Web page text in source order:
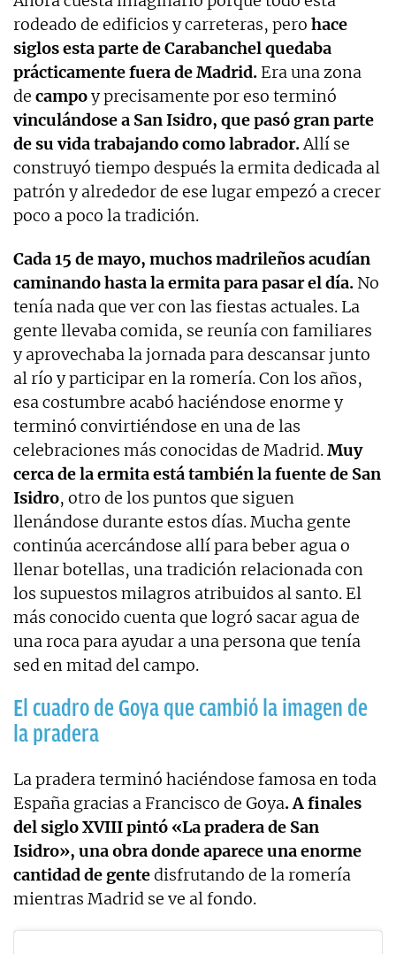
rodeado de edificios y carreteras, pero hace
siglos esta parte de Carabanchel quedaba
prácticamente fuera de Madrid. Era una zona
de campoy precisamente por eso terminó
vinculándose a San Isidro, que pasó gran parte
de su vida trabajando como labrador.Allí se
construyó tiempo después la ermita dedicada al
patrón y alrededor de ese lugar empezó a crecer
poco a poco la tradición.
Cada 15 de mayo, muchos madrileños acudían
caminando hasta la ermita para pasar el día. No
tenía nada que ver con las fiestas actuales. La
gente llevaba comida, se reunía con familiares
y aprovechaba la jornada para descansar junto
al río y participar en la romería. Con los años,
esa costumbre acabó haciéndose enorme y
terminó convirtiéndose en una de las
celebraciones más conocidas de Madrid.Muy
cerca de la ermita está también la fuente de San
Isidro, otro de los puntos que siguen
llenándose durante estos días. Mucha gente
continúa acercándose allí para beber agua o
llenar botellas, una tradición relacionada con
los supuestos milagros atribuidos al santo. El
más conocido cuenta que logró sacar agua de
una roca para ayudar a una persona que tenía
sed en mitad del campo.
El cuadro de Goya que cambió la imagen de
la pradera
La pradera terminó haciéndose famosa en toda
España gracias a Francisco de Goya. A finales
del siglo XVIII pintó «La pradera de San
Isidro», una obra donde aparece una enorme
cantidad de gentedisfrutando de la romería
mientras Madrid se ve al fondo.